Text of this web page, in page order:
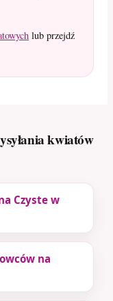
lub przejdź
kwiatów
Czyste w
na